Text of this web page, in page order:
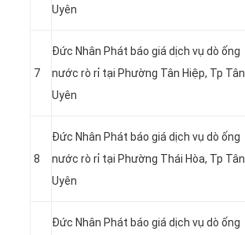
Uyên
7
Đức Nhân Phát báo giá dịch vụ dò ống
nước rò rỉ tại Phường Tân Hiệp, Tp Tân
Uyên
8
Đức Nhân Phát báo giá dịch vụ dò ống
nước rò rỉ tại Phường Thái Hòa, Tp Tân
Uyên
Đức Nhân Phát báo giá dịch vụ dò ống